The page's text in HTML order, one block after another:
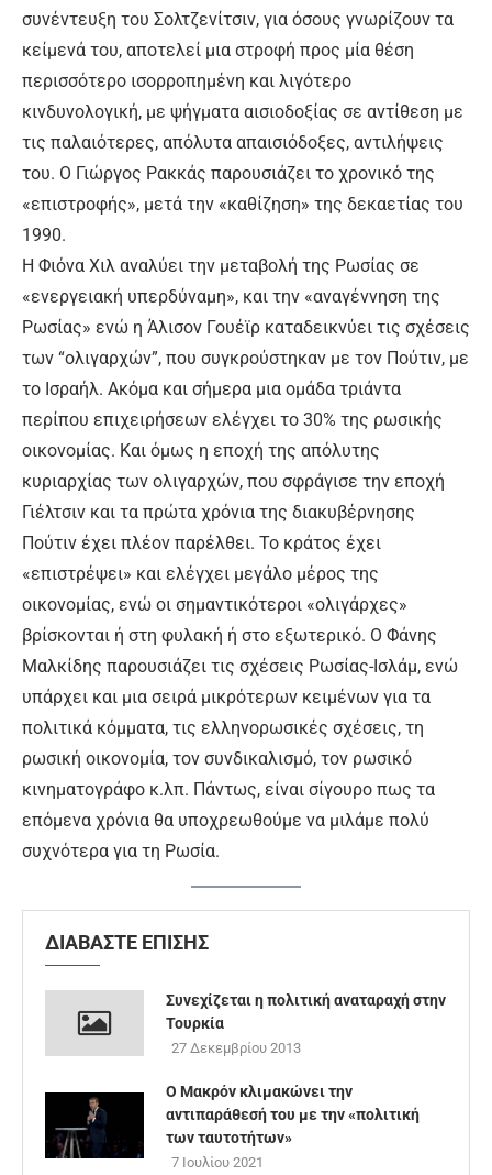
συνέντευξη του Σολτζενίτσιν, για όσους γνωρίζουν τα
κείμενά του, αποτελεί μια στροφή προς μία θέση
περισσότερο ισορροπημένη και λιγότερο
κινδυνολογική, με ψήγματα αισιοδοξίας σε αντίθεση με
τις παλαιότερες, απόλυτα απαισιόδοξες, αντιλήψεις
του. Ο Γιώργος Ρακκάς παρουσιάζει το χρονικό της
«επιστροφής», μετά την «καθίζηση» της δεκαετίας του
1990.
Η Φιόνα Χιλ αναλύει την μεταβολή της Ρωσίας σε
«ενεργειακή υπερδύναμη», και την «αναγέννηση της
Ρωσίας» ενώ η Άλισον Γουέϊρ καταδεικνύει τις σχέσεις
των “ολιγαρχών”, που συγκρούστηκαν με τον Πούτιν, με
το Ισραήλ. Ακόμα και σήμερα μια ομάδα τριάντα
περίπου επιχειρήσεων ελέγχει το 30% της ρωσικής
οικονομίας. Και όμως η εποχή της απόλυτης
κυριαρχίας των ολιγαρχών, που σφράγισε την εποχή
Γιέλτσιν και τα πρώτα χρόνια της διακυβέρνησης
Πούτιν έχει πλέον παρέλθει. Το κράτος έχει
«επιστρέψει» και ελέγχει μεγάλο μέρος της
οικονομίας, ενώ οι σημαντικότεροι «ολιγάρχες»
βρίσκονται ή στη φυλακή ή στο εξωτερικό. Ο Φάνης
Μαλκίδης παρουσιάζει τις σχέσεις Ρωσίας-Ισλάμ, ενώ
υπάρχει και μια σειρά μικρότερων κειμένων για τα
πολιτικά κόμματα, τις ελληνορωσικές σχέσεις, τη
ρωσική οικονομία, τον συνδικαλισμό, τον ρωσικό
κινηματογράφο κ.λπ. Πάντως, είναι σίγουρο πως τα
επόμενα χρόνια θα υποχρεωθούμε να μιλάμε πολύ
συχνότερα για τη Ρωσία.
ΔΙΑΒΑΣΤΕ ΕΠΙΣΗΣ
Συνεχίζεται η πολιτική αναταραχή στην
Τουρκία
27 Δεκεμβρίου 2013
Ο Μακρόν κλιμακώνει την
αντιπαράθεσή του με την «πολιτική
των ταυτοτήτων»
7 Ιουλίου 2021